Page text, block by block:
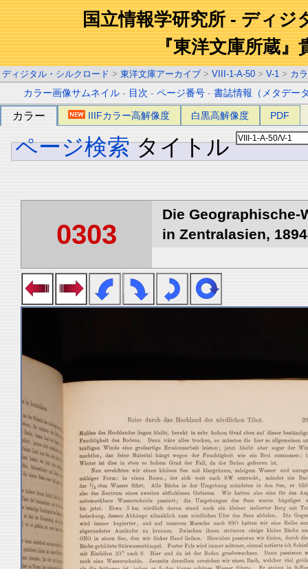
国立情報学研究所 - ディジ
『東洋文庫所蔵』
ディジタル・シルクロード > 東洋文庫アーカイブ > VIII-1-A-50 > V-1 > カ
カラー画像サムネイル - 目次 -ページ番号 -書誌情報（メタデー
カラー IIIFカラー高解像度 白黒高解像度 PDF
ページ検索 タイトル
0303
Die
in Zentralasien,